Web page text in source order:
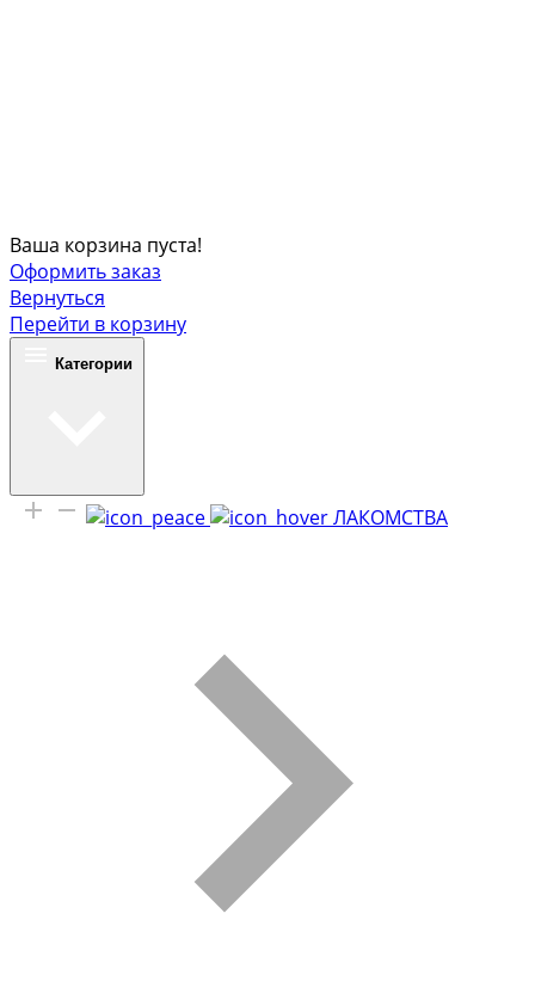
Ваша корзина пуста!
Оформить заказ
Вернуться
Перейти в корзину
Категории
ЛАКОМСТВА